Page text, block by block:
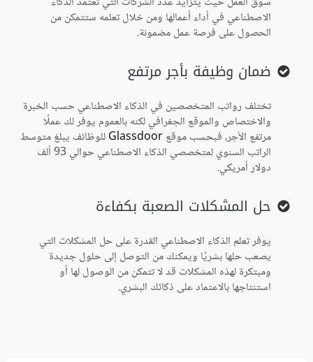
الاصطناعي في أداء أعمالها ومن خلال تعلمه ستتمكن من
الحصول على فرصة عمل مضمونة.
ضمان وظيفة بأجر مرتفع
تختلف رواتب المتخصصين في الذكاء الاصطناعي حسب الخبرة
والاختصاص والموقع الجغرافي لكنه بالعموم يوفر لك عملًا
مرتفع الأجر، فبحسب موقعGlassdoorللوظائف يبلغ متوسط
الراتب السنوي لمتخصصي الذكاء الاصطناعي حوالي 93 ألف
دولار أمريكي.
حل المشكلات الصعبة بكفاءة
يوفر تعلم الذكاء الاصطناعي القدرة على حل المشكلات التي
يصعب حلها بشريًا ويمكنك من التوصل إلى حلول جديدة
ومبتكرة لهذه المشكلات قد لا تتمكن من الوصول لها أو
استنتاجها بالاعتماد على ذكائك البشري.